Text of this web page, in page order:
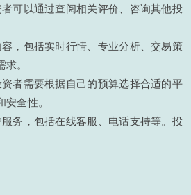
可以通过查阅相关评价、咨询其他投
，包括实时行情、专业分析、交易策
。
者需要根据自己的预算选择合适的平
全性。
务，包括在线客服、电话支持等。投